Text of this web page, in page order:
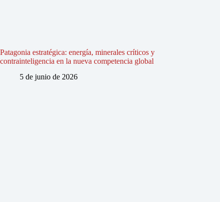
Patagonia estratégica: energía, minerales críticos y
contrainteligencia en la nueva competencia global
5 de junio de 2026